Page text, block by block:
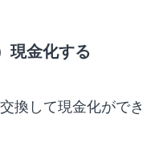
現金化する
換して現金化ができ